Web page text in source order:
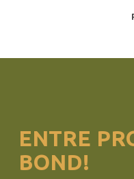
ENTRE
BOND!